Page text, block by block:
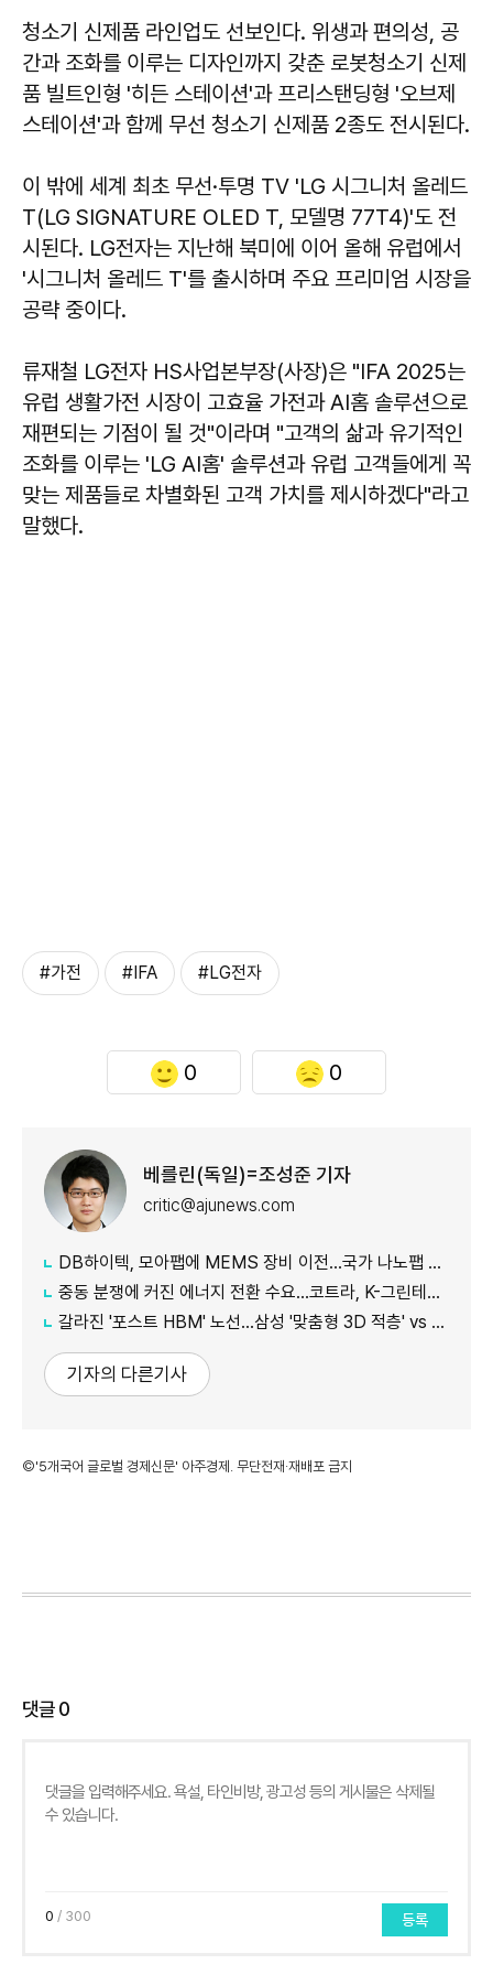
청소기 신제품 라인업도 선보인다. 위생과 편의성, 공
간과 조화를 이루는 디자인까지 갖춘 로봇청소기 신제
품 빌트인형 '히든 스테이션'과 프리스탠딩형 '오브제
스테이션'과 함께 무선 청소기 신제품 2종도 전시된다.
이 밖에 세계 최초 무선·투명 TV 'LG 시그니처 올레드
T(LG SIGNATURE OLED T, 모델명 77T4)'도 전
시된다. LG전자는 지난해 북미에 이어 올해 유럽에서
'시그니처 올레드 T'를 출시하며 주요 프리미엄 시장을
공략 중이다.
류재철 LG전자 HS사업본부장(사장)은 "IFA 2025는
유럽 생활가전 시장이 고효율 가전과 AI홈 솔루션으로
재편되는 기점이 될 것"이라며 "고객의 삶과 유기적인
조화를 이루는 'LG AI홈' 솔루션과 유럽 고객들에게 꼭
맞는 제품들로 차별화된 고객 가치를 제시하겠다"라고
말했다.
#가전 #IFA #LG전자
0 0
베를린(독일)=조성준 기자
critic@ajunews.com
DB하이텍, 모아팹에 MEMS 장비 이전…국가 나노팹 공정 지원
중동 분쟁에 커진 에너지 전환 수요…코트라, K-그린테크 수출길 넓힌다
갈라진 '포스트 HBM' 노선…삼성 '맞춤형 3D 적층' vs SK '개방형 표준'
기자의 다른기사
©'5개국어 글로벌 경제신문' 아주경제. 무단전재·재배포 금지
댓글0
0 / 300 등록